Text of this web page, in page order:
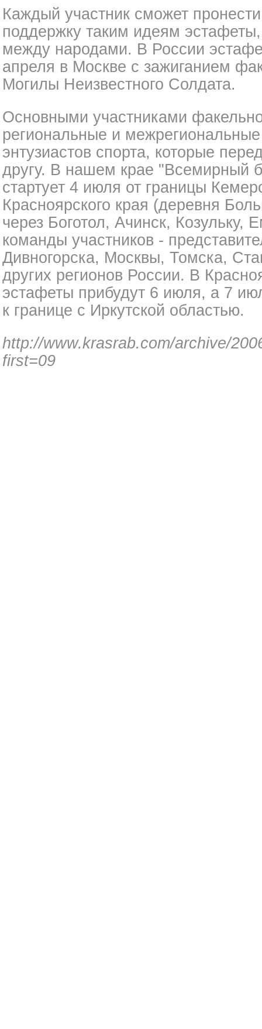
Каждый участник сможет
поддержку таким идеям
между народами. В России
апреля в Москве с зажиганием
Могилы Неизвестного Солдата.
Основными участниками
региональные и
энтузиастов спорта, которые
другу. В нашем крае "Всемирный
стартует 4 июля от границы
Красноярского края (деревня
через Боготол, Ачинск, Козульку,
команды участников -
Дивногорска, Москвы, Томска,
других регионов России. В
эстафеты прибудут 6 июля, а 7
к границе с Иркутской областью.
http://www.krasrab.com/archive/
first=09